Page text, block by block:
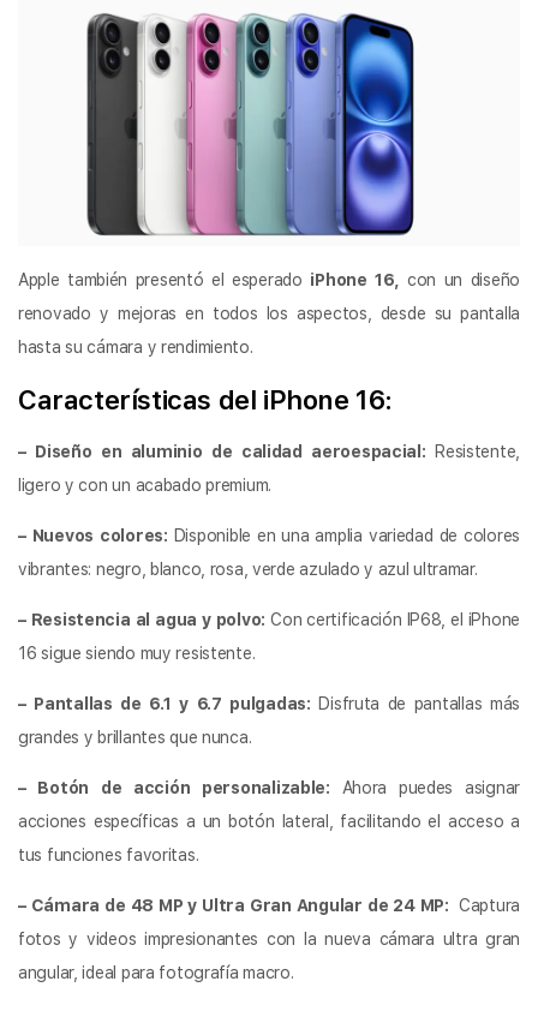
Apple también presentó el esperado iPhone 16, con un diseño
renovado y mejoras en todos los aspectos, desde su pantalla
hasta su cámara y rendimiento.
Características del iPhone 16:
– Diseño en aluminio de calidad aeroespacial: Resistente,
ligero y con un acabado premium.
– Nuevos colores: Disponible en una amplia variedad de colores
vibrantes: negro, blanco, rosa, verde azulado y azul ultramar.
– Resistencia al agua y polvo: Con certificación IP68, el iPhone
16 sigue siendo muy resistente.
– Pantallas de 6.1 y 6.7 pulgadas: Disfruta de pantallas más
grandes y brillantes que nunca.
– Botón de acción personalizable: Ahora puedes asignar
acciones específicas a un botón lateral, facilitando el acceso a
tus funciones favoritas.
– Cámara de 48 MP y Ultra Gran Angular de 24 MP: Captura
fotos y videos impresionantes con la nueva cámara ultra gran
angular, ideal para fotografía macro.